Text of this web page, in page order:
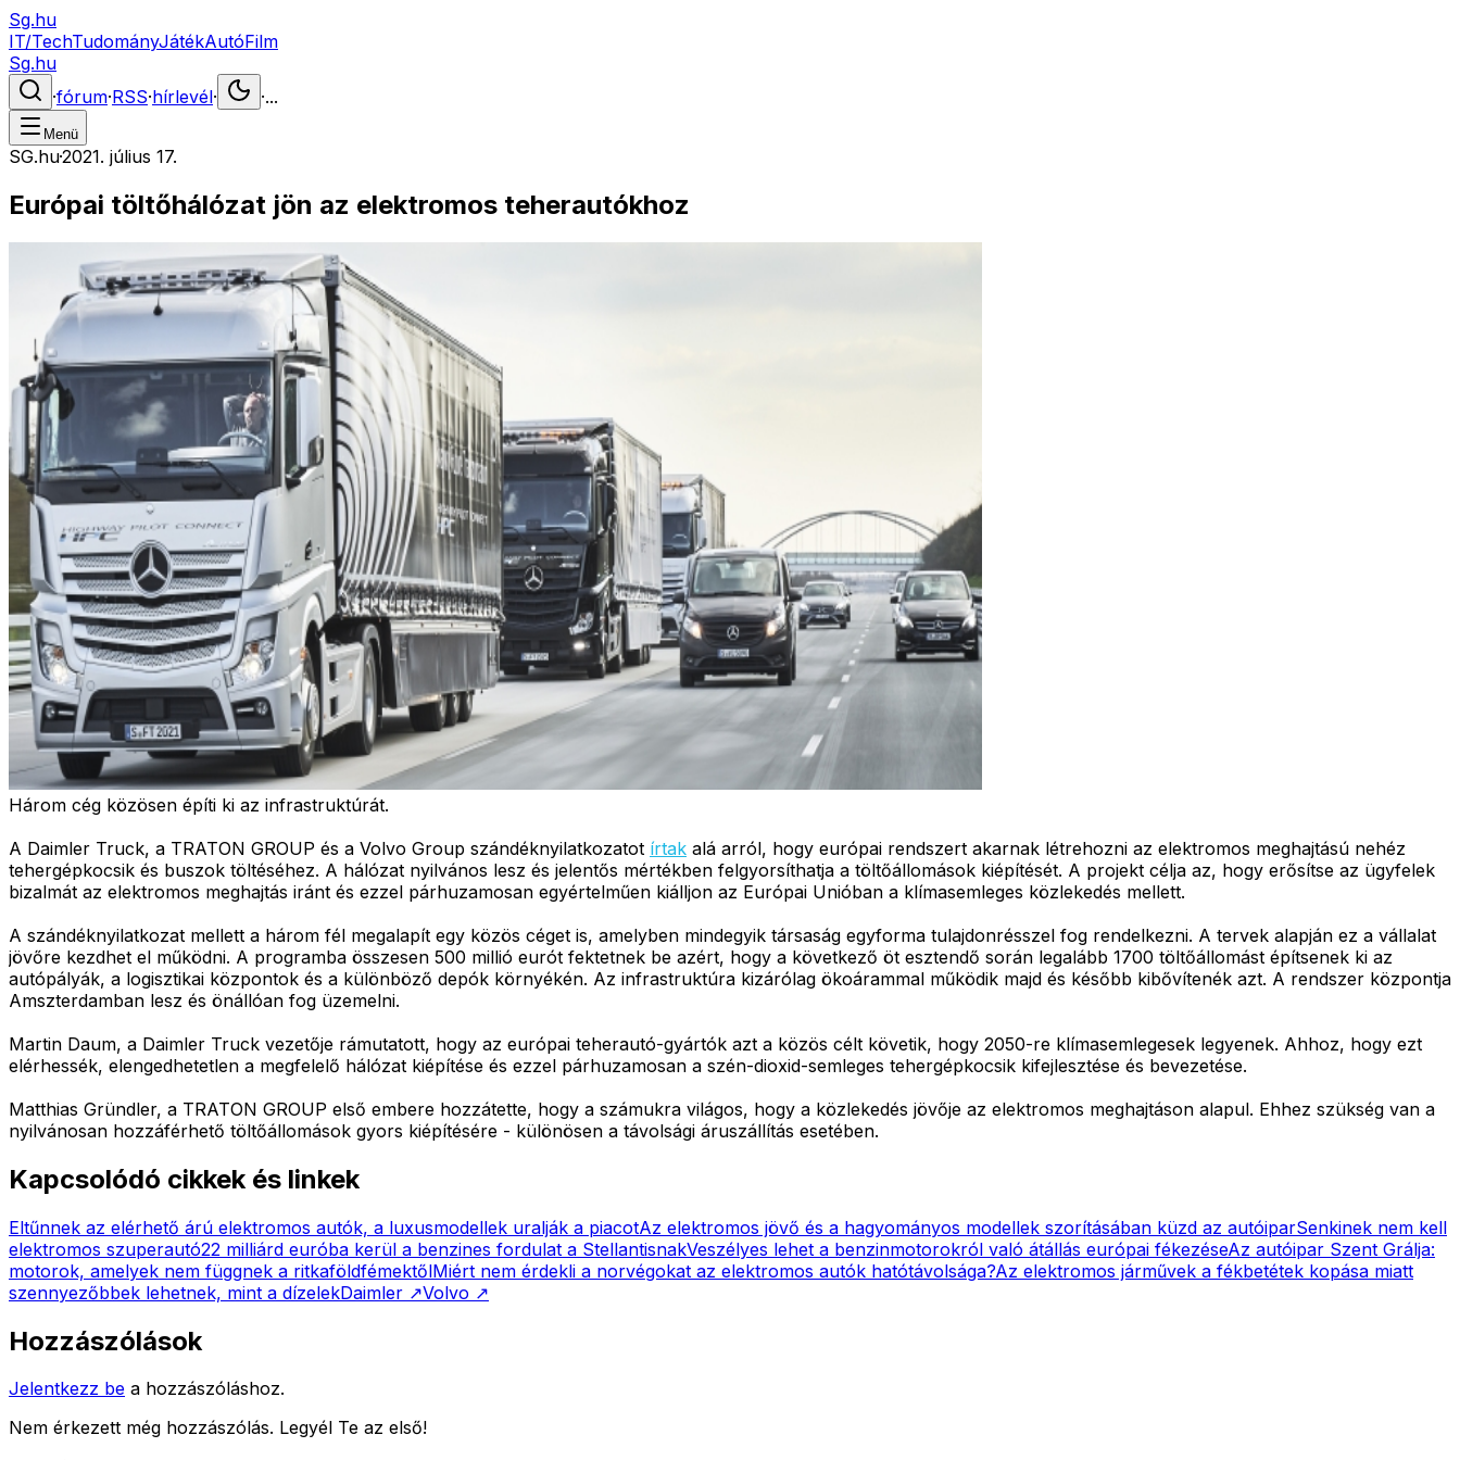
Sg.hu
IT/TechTudományJátékAutóFilm
Sg.hu
·fórum·RSS·hírlevél· ·...
Menü
SG.hu·2021. július 17.
Európai töltőhálózat jön az elektromos teherautókhoz
Három cég közösen építi ki az infrastruktúrát.
A Daimler Truck, a TRATON GROUP és a Volvo Group szándéknyilatkozatot írtak alá arról, hogy európai rendszert akarnak létrehozni az elektromos meghajtású nehéz
tehergépkocsik és buszok töltéséhez. A hálózat nyilvános lesz és jelentős mértékben felgyorsíthatja a töltőállomások kiépítését. A projekt célja az, hogy erősítse az ügyfelek
bizalmát az elektromos meghajtás iránt és ezzel párhuzamosan egyértelműen kiálljon az Európai Unióban a klímasemleges közlekedés mellett.
A szándéknyilatkozat mellett a három fél megalapít egy közös céget is, amelyben mindegyik társaság egyforma tulajdonrésszel fog rendelkezni. A tervek alapján ez a vállalat
jövőre kezdhet el működni. A programba összesen 500 millió eurót fektetnek be azért, hogy a következő öt esztendő során legalább 1700 töltőállomást építsenek ki az
autópályák, a logisztikai központok és a különböző depók környékén. Az infrastruktúra kizárólag ökoárammal működik majd és később kibővítenék azt. A rendszer központja
Amszterdamban lesz és önállóan fog üzemelni.
Martin Daum, a Daimler Truck vezetője rámutatott, hogy az európai teherautó-gyártók azt a közös célt követik, hogy 2050-re klímasemlegesek legyenek. Ahhoz, hogy ezt
elérhessék, elengedhetetlen a megfelelő hálózat kiépítése és ezzel párhuzamosan a szén-dioxid-semleges tehergépkocsik kifejlesztése és bevezetése.
Matthias Gründler, a TRATON GROUP első embere hozzátette, hogy a számukra világos, hogy a közlekedés jövője az elektromos meghajtáson alapul. Ehhez szükség van a
nyilvánosan hozzáférhető töltőállomások gyors kiépítésére - különösen a távolsági áruszállítás esetében.
Kapcsolódó cikkek és linkek
Eltűnnek az elérhető árú elektromos autók, a luxusmodellek uralják a piacotAz elektromos jövő és a hagyományos modellek szorításában küzd az autóiparSenkinek nem kell
elektromos szuperautó22 milliárd euróba kerül a benzines fordulat a StellantisnakVeszélyes lehet a benzinmotorokról való átállás európai fékezéseAz autóipar Szent Grálja:
motorok, amelyek nem függnek a ritkaföldfémektőlMiért nem érdekli a norvégokat az elektromos autók hatótávolsága?Az elektromos járművek a fékbetétek kopása miatt
szennyezőbbek lehetnek, mint a dízelekDaimler ↗Volvo ↗
Hozzászólások
Jelentkezz be a hozzászóláshoz.
Nem érkezett még hozzászólás. Legyél Te az első!